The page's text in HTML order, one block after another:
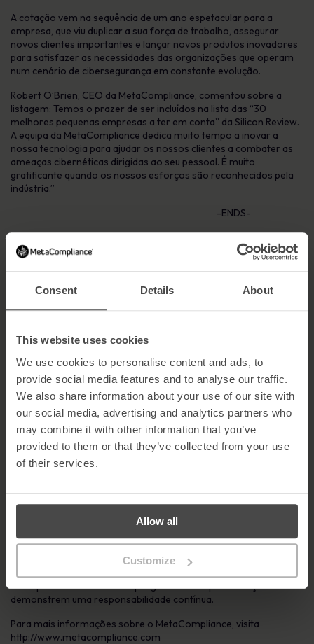
Consent Details About
This website uses cookies
We use cookies to personalise content and ads, to
provide social media features and to analyse our traffic.
We also share information about your use of our site with
our social media, advertising and analytics partners who
may combine it with other information that you’ve
provided to them or that they’ve collected from your use
of their services.
Allow all
Customize
A cotação vem na sequência de um ano espetacular para a
empresa, que viu duplicar a sua força de trabalho, assegurar
novos clientes importantes e lançar novos produtos inovadores
para satisfazer as necessidades das organizações que operam
num cenário de cibersegurança em constante evolução.
Robert O’Brien, CEO da MetaCompliance, comentou sobre a
listagem: Temos o prazer de ser incluídos na lista das “30
melhores pequenas empresas a ter em conta” da Silicon Review.
A equipa da MetaCompliance dedica muito tempo a inovar a
nossa tecnologia para ajudar os nossos clientes a combater as
ameaças cibernéticas dirigidas ao seu pessoal. É muito
gratificante quando os nossos esforços são reconhecidos pela
indústria.”
-ENDS-
Para mais informações ou para agendar uma reunião com a
MetaCompliance, contacta Geraldine Strawbridge através do
Notas aos editores
Sobre a MetaCompliance
Fundada em 2005, a Metacompliance é líder mundial no aspeto
privacidade. A sua plataforma inovadora na nuvem fornece uma
solução de gestão de balcão único para a sensibilização e
conformidade do pessoal.
A plataforma de vanguarda oferece aos clientes um conjunto
totalmente integrado e multilingue de capacidades de
conformidade que inclui gestão de políticas, e-learning, phishing
simulado, gestão de incidentes e gestão da privacidade, que
podem ser adquiridas numa base modular ou como um sistema
A plataforma oferece conteúdos de e-learning sobre
cibersegurança e conformidade da mais alta qualidade
experiência de utilizador envolvente e os conteúdos actualizados
regularmente garantem a satisfação do pessoal e permitem que
os profissionais de cibersegurança e conformidade
acompanhem facilmente o progresso da implementação e
demonstrem uma responsabilidade contínua.
Para mais informações sobre o MetaCompliance, visita
http://www.metacompliance.com